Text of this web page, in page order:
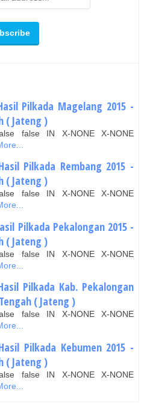
Pilkada Magelang 2015 -
( Jateng )
false IN X-NONE X-NONE
Pilkada Rembang 2015 -
( Jateng )
false IN X-NONE X-NONE
Pilkada Pekalongan 2015 -
( Jateng )
false IN X-NONE X-NONE
Pilkada Kab. Pekalongan
( Jateng )
false IN X-NONE X-NONE
Pilkada Kebumen 2015 -
( Jateng )
false IN X-NONE X-NONE